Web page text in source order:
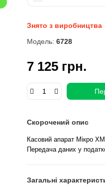
Знято з виробництва
Модель: 6728
7 125 грн.
Скорочений опис
Касовий апарат Мікро
Передача даних у
Загальні